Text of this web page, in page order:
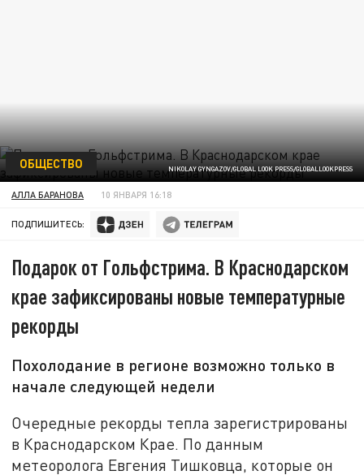
NIKOLAY GYNGAZOV/GLOBAL LOOK PRESS/GLOBALLOOKPRESS
ОБЩЕСТВО
АЛЛА БАРАНОВА 10 ЯНВАРЯ 16:18
ПОДПИШИТЕСЬ:
Подарок от Гольфстрима. В Краснодарском
крае зафиксированы новые температурные
рекорды
Похолодание в регионе возможно только в
начале следующей недели
Очередные рекорды тепла зарегистрированы
в Краснодарском Крае. По данным
метеоролога Евгения Тишковца, которые он